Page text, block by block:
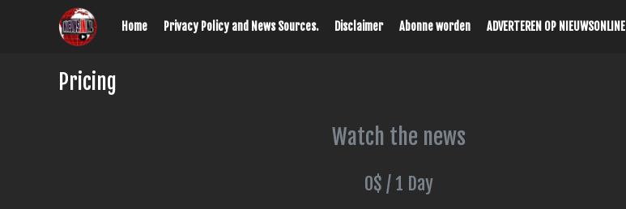
Home Privacy Policy and News Sources. Disclaimer Abonne worden ADVERTEREN OP NIEUWSONLINE
Pricing
Watch the news
0$ / 1 Day